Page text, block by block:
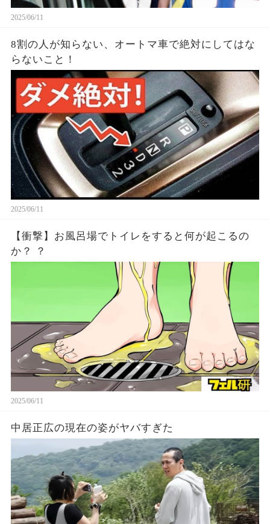
2025/06/11
8割の人が知らない、オートマ車で絶対にしてはな
らないこと！
2025/06/11
【衝撃】お風呂場でトイレをすると何が起こるの
か？ ？
2025/06/11
中居正広の現在の姿がヤバすぎた